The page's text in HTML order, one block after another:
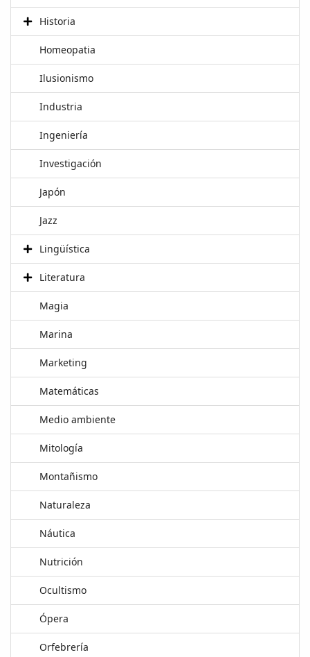
Historia
Homeopatia
Ilusionismo
Industria
Ingeniería
Investigación
Japón
Jazz
Lingüística
Literatura
Magia
Marina
Marketing
Matemáticas
Medio ambiente
Mitología
Montañismo
Naturaleza
Náutica
Nutrición
Ocultismo
Ópera
Orfebrería